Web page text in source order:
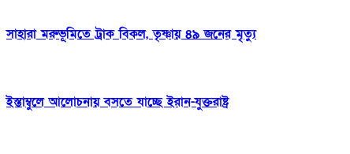
সাহারা মরুভূমিতে ট্রাক বিকল, তৃষ্ণায় ৪৯ জনের মৃত্যু
ইস্তাম্বুলে আলোচনায় বসতে যাচ্ছে ইরান-যুক্তরাষ্ট্র